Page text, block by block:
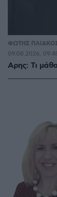
ΦΩΤΗΣ
Αρης: Τι
09.08.2026,